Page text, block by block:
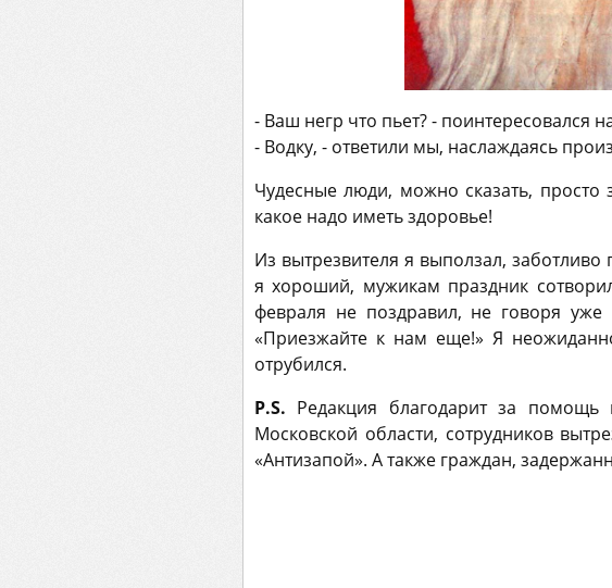
- Ваш негр что пьет? - поинтересовался
- Водку, - ответили мы, наслаждаясь
Чудесные люди, можно сказать, просто
какое надо иметь здоровье!
Из вытрезвителя я выползал,
я хороший, мужикам праздник
февраля не поздравил, не говоря
«Приезжайте к нам еще!» Я
отрубился.
P.S. Редакция благодарит за
Московской области, сотрудников
«Антизапой». А также граждан,